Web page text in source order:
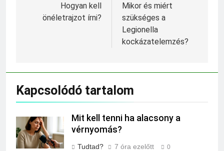
navigációHogyan kell
önéletrajzot írni?
Mikor és miért
szükséges a
Legionella
kockázatelemzés?
Kapcsolódó tartalom
Mit kell tenni ha alacsony a
vérnyomás?
Tudtad? 7 óra ezelőtt 0